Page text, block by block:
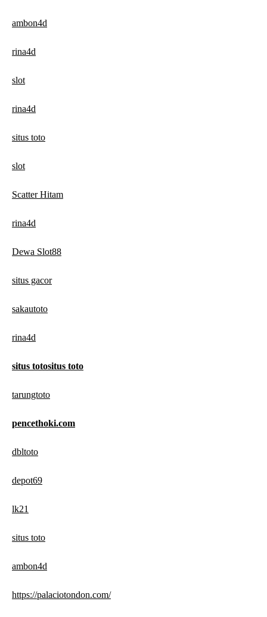
ambon4d
rina4d
slot
rina4d
situs toto
slot
Scatter Hitam
rina4d
Dewa Slot88
situs gacor
sakautoto
rina4d
situs totositus toto
tarungtoto
pencethoki.com
dbltoto
depot69
lk21
situs toto
ambon4d
https://palaciotondon.com/